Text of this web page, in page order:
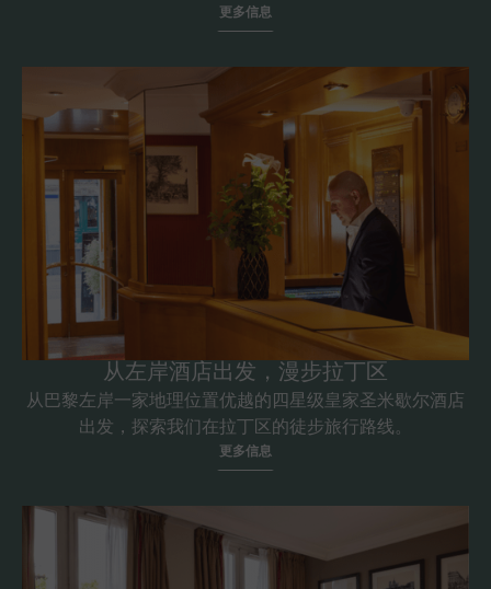
更多信息
从左岸酒店出发，漫步拉丁区
从巴黎左岸一家地理位置优越的四星级皇家圣米歇尔酒店
出发，探索我们在拉丁区的徒步旅行路线。
更多信息